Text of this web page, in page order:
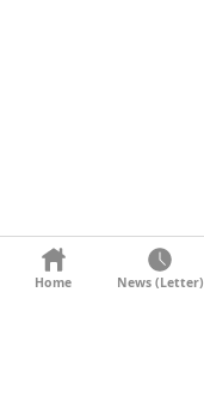
KONTAKT
Home News (Letter)